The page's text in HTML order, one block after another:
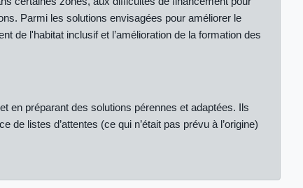
Parmi les solutions envisagées pour améliorer le
de l'habitat inclusif et l’amélioration de la formation des
en préparant des solutions pérennes et adaptées. Ils
listes d’attentes (ce qui n’était pas prévu à l’origine)